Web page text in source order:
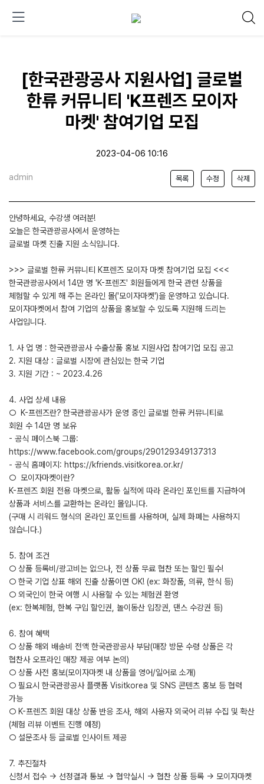
[한국관광공사 지원사업] 글로벌
한류 커뮤니티 'K프렌즈 모이자
마켓' 참여기업 모집
2023-04-06 10:16
admin 목록 수정 삭제
안녕하세요, 수강생 여러분!
오늘은 한국관광공사에서 운영하는
글로벌 마켓 진출 지원 소식입니다.
>>> 글로벌 한류 커뮤니티 K프렌즈 모이자 마켓 참여기업 모집 <<<
한국관광공사에서 14만 명 'K-프렌즈' 회원들에게 한국 관련 상품을
체험할 수 있게 해 주는 온라인 몰('모이자마켓')을 운영하고 있습니다.
모이자마켓에서 참여 기업의 상품을 홍보할 수 있도록 지원해 드리는
사업입니다.
1. 사 업 명 : 한국관광공사 수출상품 홍보 지원사업 참여기업 모집 공고
2. 지원 대상 : 글로벌 시장에 관심있는 한국 기업
3. 지원 기간 : ~ 2023.4.26
4. 사업 상세 내용
○ K-프렌즈란? 한국관광공사가 운영 중인 글로벌 한류 커뮤니티로
회원 수 14만 명 보유
- 공식 페이스북 그룹:
https://www.facebook.com/groups/290129349137313
- 공식 홈페이지: https://kfriends.visitkorea.or.kr/
○ 모이자마켓이란?
K-프렌즈 회원 전용 마켓으로, 활동 실적에 따라 온라인 포인트를 지급하여
상품과 서비스를 교환하는 온라인 몰입니다.
(구매 시 리워드 형식의 온라인 포인트를 사용하며, 실제 화폐는 사용하지
않습니다.)
5. 참여 조건
○ 상품 등록비/광고비는 없으나, 전 상품 무료 협찬 또는 할인 필수!
○ 한국 기업 상표 해외 진출 상품이면 OK! (ex: 화장품, 의류, 한식 등)
○ 외국인이 한국 여행 시 사용할 수 있는 체험권 환영
(ex: 한복체험, 한복 구입 할인권, 놀이동산 입장권, 댄스 수강권 등)
6. 참여 혜택
○ 상품 해외 배송비 전액 한국관광공사 부담(매장 방문 수령 상품은 각
협찬사 오프라인 매장 제공 여부 논의)
○ 상품 사전 홍보(모이자마켓 내 상품을 영어/일어로 소개)
○ 필요시 한국관광공사 플랫폼 Visitkorea 및 SNS 콘텐츠 홍보 등 협력
가능
○ K-프렌즈 회원 대상 상품 반응 조사, 해외 사용자 외국어 리뷰 수집 및 확산
(체험 리뷰 이벤트 진행 예정)
○ 설문조사 등 글로벌 인사이트 제공
7. 추진절차
신청서 접수 → 선정결과 통보 → 협약실시 → 협찬 상품 등록 → 모이자마켓